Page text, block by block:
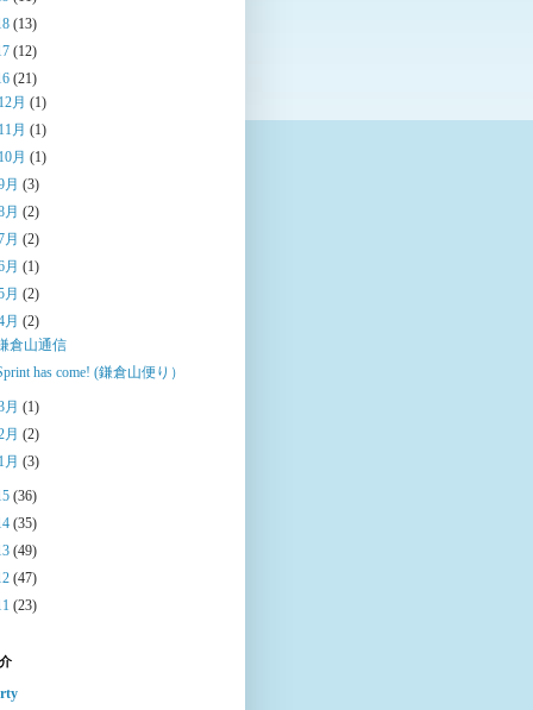
(13)
(12)
(21)
12月(1)
11月(1)
10月(1)
月(3)
月(2)
月(2)
月(1)
月(2)
月(2)
倉山通信
has come! (鎌倉山便り）
月(1)
月(2)
1月(3)
(36)
(35)
(49)
(47)
(23)